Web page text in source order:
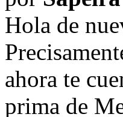
Hola de
ahora te
prima de